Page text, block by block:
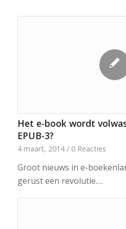
Het e-book wordt
EPUB-3?
4 maart, 2014 / 0 Reacties
Groot nieuws in e-
gerust een revolutie.…